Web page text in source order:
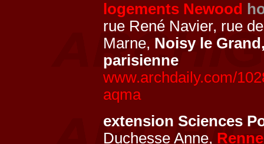
logements Newood
rue René Navier, rue
Marne, Noisy le
parisienne
www.archdaily.com/
aqma
extension Sciences
Duchesse Anne,